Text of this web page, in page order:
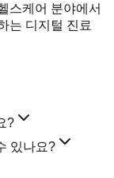
스케어 분야에서
는 디지털 진료
?
있나요?